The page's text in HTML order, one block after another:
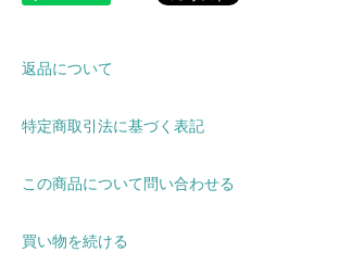
返品について
特定商取引法に基づく表記
この商品について問い合わせる
買い物を続ける